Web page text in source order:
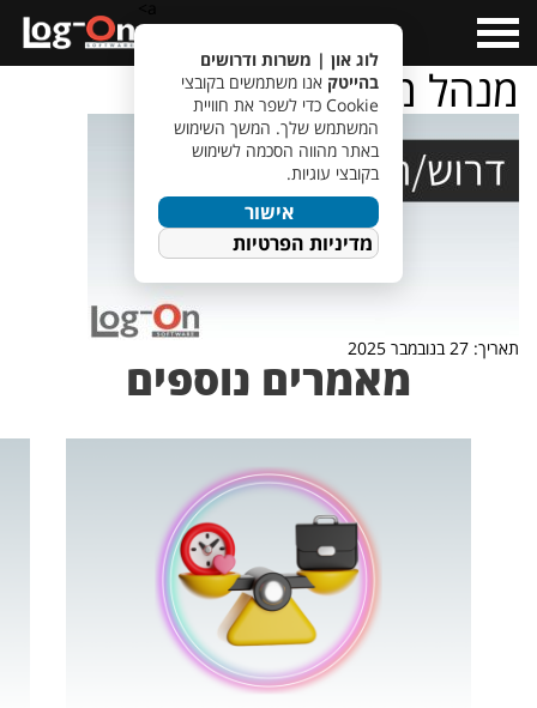
Menu
מנהל מוצר
תאריך: 27 בנובמבר 2025
מאמרים נוספים
לוג און | משרות ודרושים
בהייטק אנו משתמשים בקובצי
Cookie כדי לשפר את חוויית
המשתמש שלך. המשך השימוש
באתר מהווה הסכמה לשימוש
בקובצי עוגיות.
אישור
מדיניות הפרטיות